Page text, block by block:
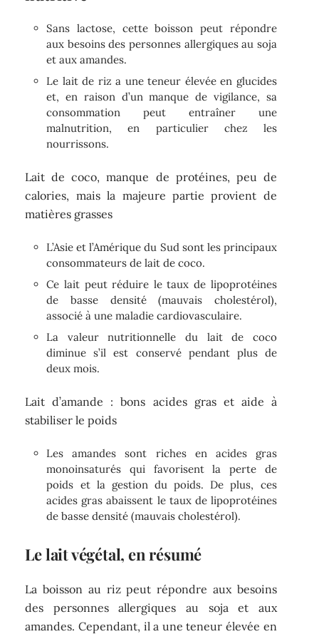
Sans lactose, cette boisson peut répondre
aux besoins des personnes allergiques au soja
et aux amandes.
Le lait de riz a une teneur élevée en glucides
et, en raison d’un manque de vigilance, sa
consommation peut entraîner une
malnutrition, en particulier chez les
nourrissons.
Lait de coco, manque de protéines, peu de
calories, mais la majeure partie provient de
matières grasses
L’Asie et l’Amérique du Sud sont les principaux
consommateurs de lait de coco.
Ce lait peut réduire le taux de lipoprotéines
de basse densité (mauvais cholestérol),
associé à une maladie cardiovasculaire.
La valeur nutritionnelle du lait de coco
diminue s’il est conservé pendant plus de
deux mois.
Lait d’amande : bons acides gras et aide à
stabiliser le poids
Les amandes sont riches en acides gras
monoinsaturés qui favorisent la perte de
poids et la gestion du poids. De plus, ces
acides gras abaissent le taux de lipoprotéines
de basse densité (mauvais cholestérol).
Le lait végétal, en résumé
La boisson au riz peut répondre aux besoins
des personnes allergiques au soja et aux
amandes. Cependant, il a une teneur élevée en